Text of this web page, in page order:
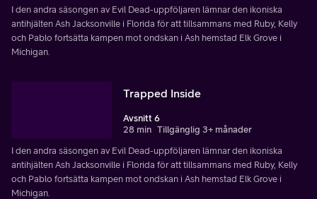
I den andra säsongen av Evil Dead-uppföljaren lämnar den ikoniska
antihjälten Ash Jacksonville i Florida för att tillsammans med Ruby, Kelly
och Pablo fortsätta kampen mot ondskan i Ash hemstad Elk Grove i
Michigan.
Trapped Inside
Avsnitt 6
28 min Tillgänglig 3+ månader
I den andra säsongen av Evil Dead-uppföljaren lämnar den ikoniska
antihjälten Ash Jacksonville i Florida för att tillsammans med Ruby, Kelly
och Pablo fortsätta kampen mot ondskan i Ash hemstad Elk Grove i
Michigan.